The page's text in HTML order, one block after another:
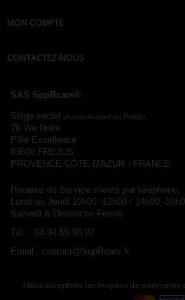
MON COMPTE
CONTACTEZ-NOUS
SAS SupRcars®
Siège social
(Aucun Accueil du Public)
76 Via Nova
Pôle Excellence
83600 FREJUS
PROVENCE CÔTE D'AZUR - FRANCE
Horaires du Service clients par téléphone:
Lundi au Jeudi 10h00 -12h00 / 14h00 -
Samedi & Dimanche Fermé
Tél. : 04.94.55.96.07
Email : contact@SupRcars.fr
Nous acceptons les moyens de paiements